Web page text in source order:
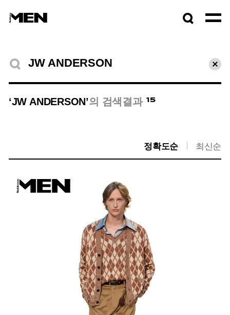
검색결과
초기
‘JW ANDERSON’의 검색결과 15
정확도순 최신순